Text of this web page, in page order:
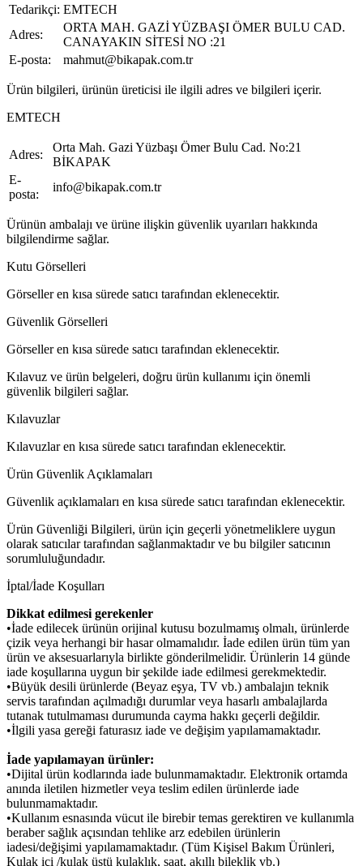
Tedarikçi: EMTECH
Adres:
ORTA MAH. GAZİ YÜZBAŞI ÖMER BULU CAD.
CANAYAKIN SİTESİ NO :21
E-posta:
mahmut@bikapak.com.tr
Ürün bilgileri, ürünün üreticisi ile ilgili adres ve bilgileri içerir.
EMTECH
Adres:
Orta Mah. Gazi Yüzbaşı Ömer Bulu Cad. No:21
BİKAPAK
E-
posta:
info@bikapak.com.tr
Ürünün ambalajı ve ürüne ilişkin güvenlik uyarıları hakkında
bilgilendirme sağlar.
Kutu Görselleri
Görseller en kısa sürede satıcı tarafından eklenecektir.
Güvenlik Görselleri
Görseller en kısa sürede satıcı tarafından eklenecektir.
Kılavuz ve ürün belgeleri, doğru ürün kullanımı için önemli
güvenlik bilgileri sağlar.
Kılavuzlar
Kılavuzlar en kısa sürede satıcı tarafından eklenecektir.
Ürün Güvenlik Açıklamaları
Güvenlik açıklamaları en kısa sürede satıcı tarafından eklenecektir.
Ürün Güvenliği Bilgileri, ürün için geçerli yönetmeliklere uygun
olarak satıcılar tarafından sağlanmaktadır ve bu bilgiler satıcının
sorumluluğundadır.
İptal/İade Koşulları
Dikkat edilmesi gerekenler
•İade edilecek ürünün orijinal kutusu bozulmamış olmalı, ürünlerde
çizik veya herhangi bir hasar olmamalıdır. İade edilen ürün tüm yan
ürün ve aksesuarlarıyla birlikte gönderilmelidir. Ürünlerin 14 günde
iade koşullarına uygun bir şekilde iade edilmesi gerekmektedir.
•Büyük desili ürünlerde (Beyaz eşya, TV vb.) ambalajın teknik
servis tarafından açılmadığı durumlar veya hasarlı ambalajlarda
tutanak tutulmaması durumunda cayma hakkı geçerli değildir.
•İlgili yasa gereği faturasız iade ve değişim yapılamamaktadır.
İade yapılamayan ürünler:
•Dijital ürün kodlarında iade bulunmamaktadır. Elektronik ortamda
anında iletilen hizmetler veya teslim edilen ürünlerde iade
bulunmamaktadır.
•Kullanım esnasında vücut ile birebir temas gerektiren ve kullanımla
beraber sağlık açısından tehlike arz edebilen ürünlerin
iadesi/değişimi yapılamamaktadır. (Tüm Kişisel Bakım Ürünleri,
Kulak içi /kulak üstü kulaklık, saat, akıllı bileklik vb.)